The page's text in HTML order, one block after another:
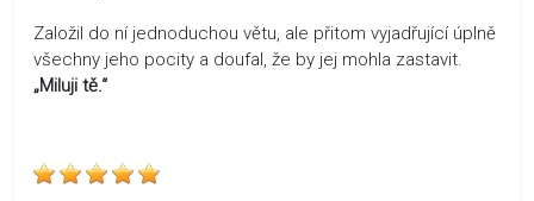
Založil do ní jednoduchou větu, ale přitom vyjadřující úplně
všechny jeho pocity a doufal, že by jej mohla zastavit.
„Miluji tě.“